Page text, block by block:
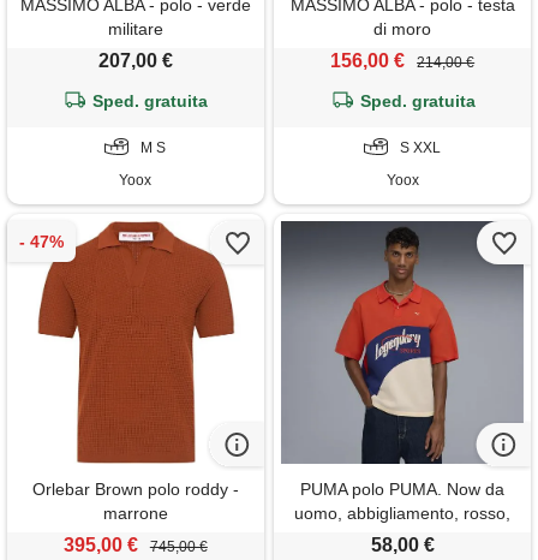
MASSIMO ALBA - polo - verde
militare
207,00 €
Sped. gratuita
M S
Yoox
MASSIMO ALBA - polo - testa
di moro
156,00 € 214,00 €
Sped. gratuita
S XXL
Yoox
Orlebar Brown polo roddy -
marrone
395,00 € 745,00 €
PUMA polo PUMA. Now da
uomo, abbigliamento, rosso,
xl
58,00 €